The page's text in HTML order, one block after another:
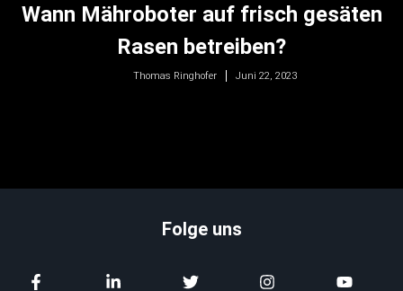
Wann Mähroboter auf frisch gesäten
Rasen betreiben?
Thomas Ringhofer Juni 22, 2023
Folge uns